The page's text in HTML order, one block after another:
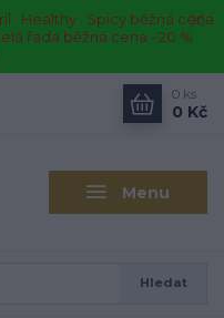
· Healthy · Spicy běžná cena
řada běžná cena –20 %
Menu
Hledat
0 ks
0 Kč